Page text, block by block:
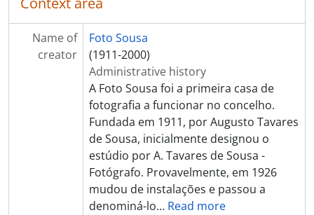
[Item] Convívio na Uniagri
[Item] Convívio na Uniagri
[Item] Convívio na Uniagri
[Item] Convívio na Uniagri
[Item] Convívio na Uniagri
[Item] Convívio na Uniagri
[Item] Convívio na Uniagri
[Item] Convívio na Uniagri
[Item] Convívio na Uniagri
[Item] Convívio na Uniagri
[Item] Convívio na Uniagri
[Item] Convívio na Uniagri
[Item] Convívio na Uniagri
Name of
creator
Foto Sousa
(1911-2000)
Administrative history
A Foto Sousa foi a primeira casa de
fotografia a funcionar no concelho.
Fundada em 1911, por Augusto Tavares
de Sousa, inicialmente designou o
estúdio por A. Tavares de Sousa -
Fotógrafo. Provavelmente, em 1926
mudou de instalações e passou a
denominá-lo… Read more